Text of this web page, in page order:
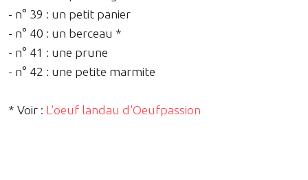
- n° 39 : un petit panier
- n° 40 : un berceau *
- n° 41 : une prune
- n° 42 : une petite marmite
* Voir : L'oeuf landau d'Oeufpassion